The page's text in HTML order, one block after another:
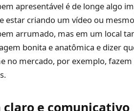
apresentável é de longe algo
estar criando um vídeo ou
arrumado, mas em um local
bonita e anatômica e dizer
no mercado, por exemplo,
claro e comunicativo